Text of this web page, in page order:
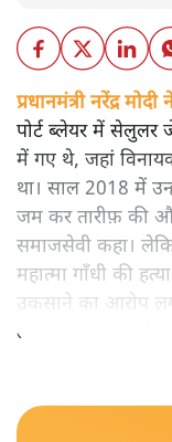
प्रधानमंत्री नरेंद्र
पोर्ट ब्लेयर में
में गए थे, जहां
था। साल 2018 में
जम कर तारीफ़ की
समाजसेवी कहा।
महात्मा गाँधी की
उकसाने का आरोप
तकनीकी कारणों से